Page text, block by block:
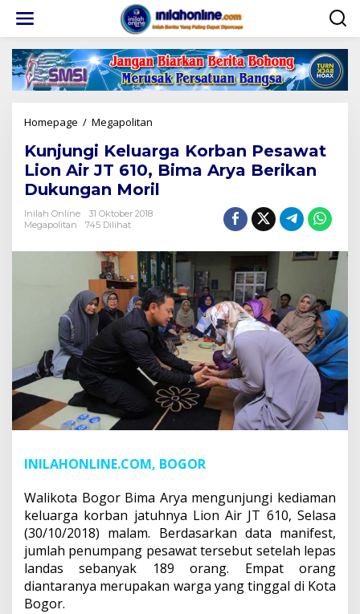
konten
Homepage / Megapolitan
Korban
Pesawat
Lion
Air
JT
Arya
Berikan
Dukungan
Moril
Kunjungi Keluarga Korban Pesawat
Lion Air JT 610, Bima Arya Berikan
Dukungan Moril
Inilah Online
31 Oktober 2018
Megapolitan
745 Dilihat
INILAHONLINE.COM, BOGOR
Walikota Bogor Bima Arya mengunjungi kediaman
keluarga korban jatuhnya Lion Air JT 610, Selasa
(30/10/2018) malam. Berdasarkan data manifest,
jumlah penumpang pesawat tersebut setelah lepas
landas sebanyak 189 orang. Empat orang
diantaranya merupakan warga yang tinggal di Kota
Bogor.